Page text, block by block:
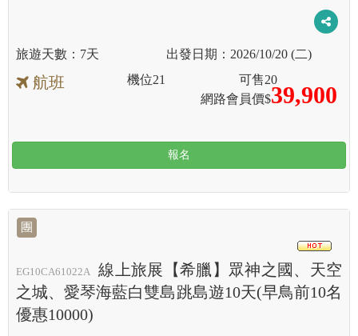
7天 2026/10/20 (二)
航班
網路會員價$39,900
機位21 可售20
報名
團
EG10CA61022A
線上旅展【希臘】眾神之國、天空
之城、愛琴海藍白雙島跳島遊10天(早鳥前10名
優惠10000)